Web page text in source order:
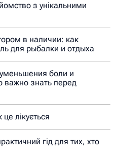
з унікальними
в наличии: как
для рыбалки и отдыха
боли и
важно знать перед
лікується
гід для тих, хто